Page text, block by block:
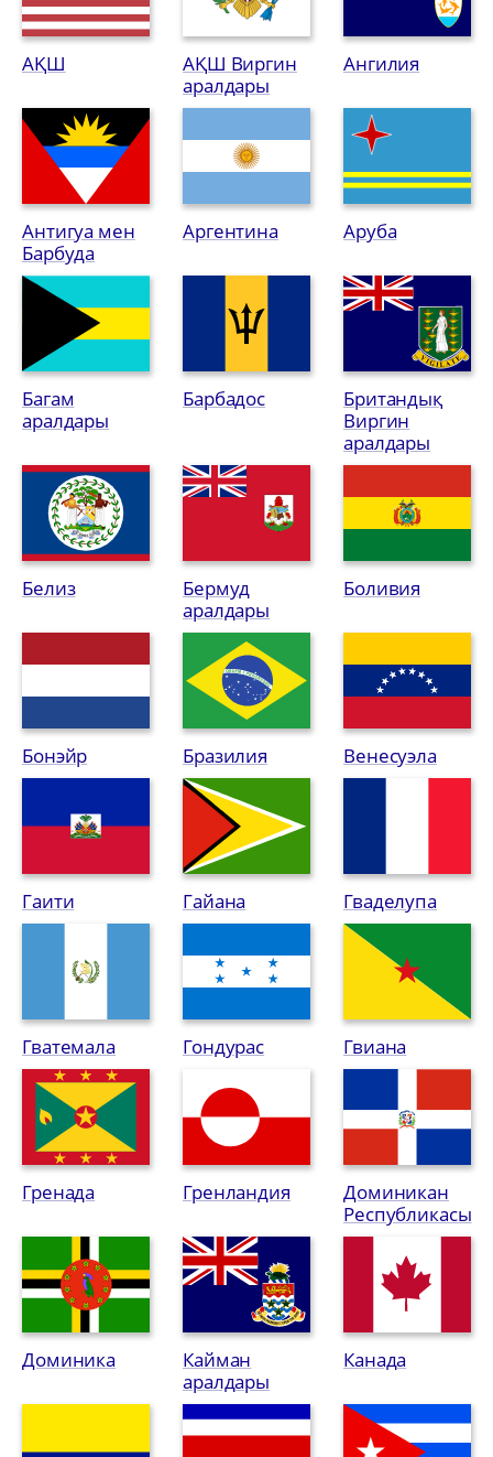
АҚШ
АҚШ Виргин
аралдары
Ангилия
Антигуа мен
Барбуда
Аргентина Аруба
Багам
аралдары
Барбадос
Британдық
Виргин
аралдары
Белиз
Бермуд
аралдары
Боливия
Бонэйр Бразилия Венесуэла
Гаити Гайана Гваделупа
Гватемала Гондурас Гвиана
Гренада Гренландия
Доминикан
Республикасы
Доминика
Кайман
аралдары
Канада